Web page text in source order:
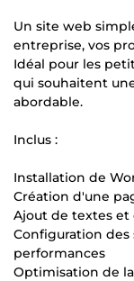
Un site web
entreprise, vos
Idéal pour les
qui souhaitent
abordable.
Inclus :
Installation de
Création d'une
Ajout de textes et
Configuration des
performances
Optimisation de